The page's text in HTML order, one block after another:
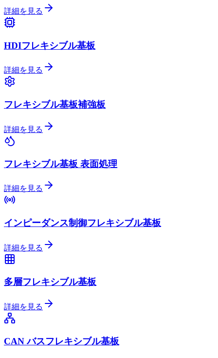
詳細を見る
HDIフレキシブル基板
詳細を見る
フレキシブル基板補強板
詳細を見る
フレキシブル基板 表面処理
詳細を見る
インピーダンス制御フレキシブル基板
詳細を見る
多層フレキシブル基板
詳細を見る
CAN バスフレキシブル基板